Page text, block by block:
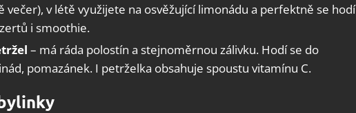
večer), v létě využijete na osvěžující limonádu a perfektně se hodí
i smoothie.
– má ráda polostín a stejnoměrnou zálivku. Hodí se do
pomazánek. I petrželka obsahuje spoustu vitamínu C.